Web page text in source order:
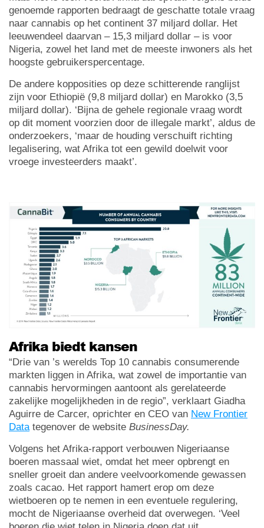
genoemde rapporten bedraagt de geschatte totale vraag
naar cannabis op het continent 37 miljard dollar. Het
leeuwendeel daarvan – 15,3 miljard dollar – is voor
Nigeria, zowel het land met de meeste inwoners als het
hoogste gebruikerspercentage.
De andere kopposities op deze schitterende ranglijst
zijn voor Ethiopië (9,8 miljard dollar) en Marokko (3,5
miljard dollar). ‘Bijna de gehele regionale vraag wordt
op dit moment voorzien door de illegale markt’, aldus de
onderzoekers, ‘maar de houding verschuift richting
legalisering, wat Afrika tot een gewild doelwit voor
vroege investeerders maakt’.
Afrika biedt kansen
“Drie van ’s werelds Top 10 cannabis consumerende
markten liggen in Afrika, wat zowel de importantie van
cannabis hervormingen aantoont als gerelateerde
zakelijke mogelijkheden in de regio”, verklaart Giadha
Aguirre de Carcer, oprichter en CEO van New Frontier
Data tegenover de website BusinessDay.
Volgens het Afrika-rapport verbouwen Nigeriaanse
boeren massaal wiet, omdat het meer opbrengt en
sneller groeit dan andere veelvoorkomende gewassen
zoals cacao. Het rapport hamert erop om deze
wietboeren op te nemen in een eventuele regulering,
mocht de Nigeriaanse overheid dat overwegen. ‘Veel